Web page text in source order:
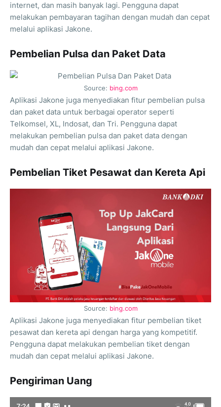
internet, dan masih banyak lagi. Pengguna dapat
melakukan pembayaran tagihan dengan mudah dan cepat
melalui aplikasi Jakone.
Pembelian Pulsa dan Paket Data
Source: bing.com
Aplikasi Jakone juga menyediakan fitur pembelian pulsa
dan paket data untuk berbagai operator seperti
Telkomsel, XL, Indosat, dan Tri. Pengguna dapat
melakukan pembelian pulsa dan paket data dengan
mudah dan cepat melalui aplikasi Jakone.
Pembelian Tiket Pesawat dan Kereta Api
Source: bing.com
Aplikasi Jakone juga menyediakan fitur pembelian tiket
pesawat dan kereta api dengan harga yang kompetitif.
Pengguna dapat melakukan pembelian tiket dengan
mudah dan cepat melalui aplikasi Jakone.
Pengiriman Uang